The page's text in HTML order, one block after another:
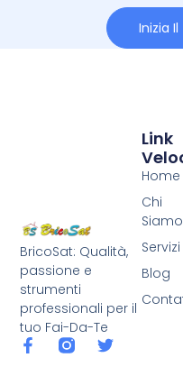
Inizia
BricoSat: Qualità,
passione e
strumenti
professionali per il
tuo Fai-Da-Te
Link
Home
Chi
Siamo
Servizi
Blog